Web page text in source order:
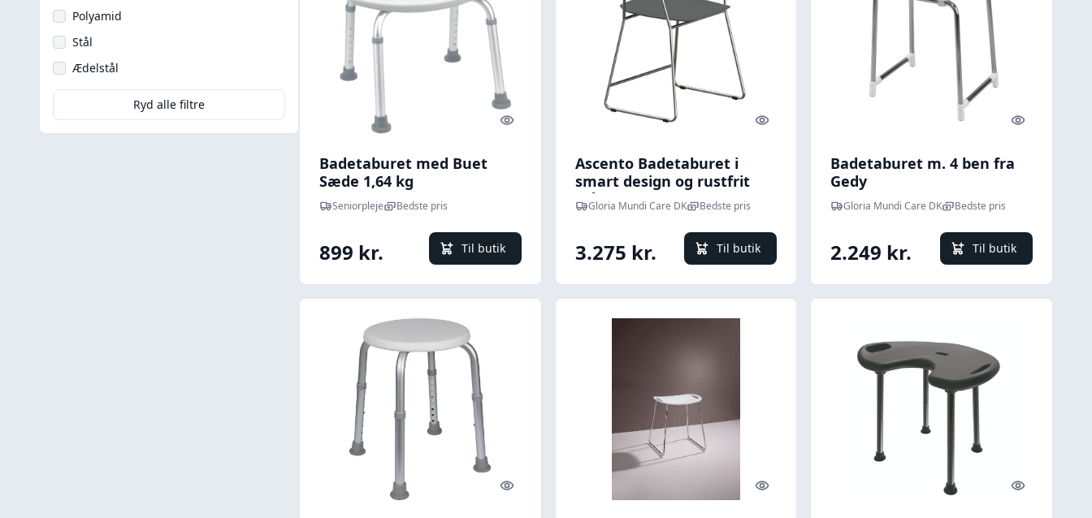
Polyamid
Stål
Ædelstål
Ryd alle filtre
Quick look
Badetaburet med Buet
Sæde 1,64 kg
Seniorpleje Bedste pris
899 kr. Til butik
Quick look
Ascento Badetaburet i
smart design og rustfrit
stålGloria Mundi Care DK Bedste pris
3.275 kr. Til butik
Quick look
Badetaburet m. 4 ben fra
Gedy
Gloria Mundi Care DK Bedste pris
2.249 kr. Til butik
Quick look Quick look Quick look